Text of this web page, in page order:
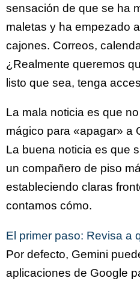
sensación de que se ha
maletas y ha empezado
cajones. Correos,
¿Realmente queremos
listo que sea, tenga
La mala noticia es que
mágico para «apagar» a
La buena noticia es que
un compañero de piso
estableciendo claras
contamos cómo.
El primer paso: Revisa a
Por defecto, Gemini
aplicaciones de Google